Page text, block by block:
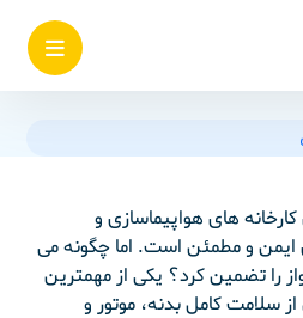
های هواپیماسازی و
ایمن و مطمئن است. اما چگونه می
را تضمین کرد؟ یکی از مهمترین
از سلامت کامل بدنه، موتور و